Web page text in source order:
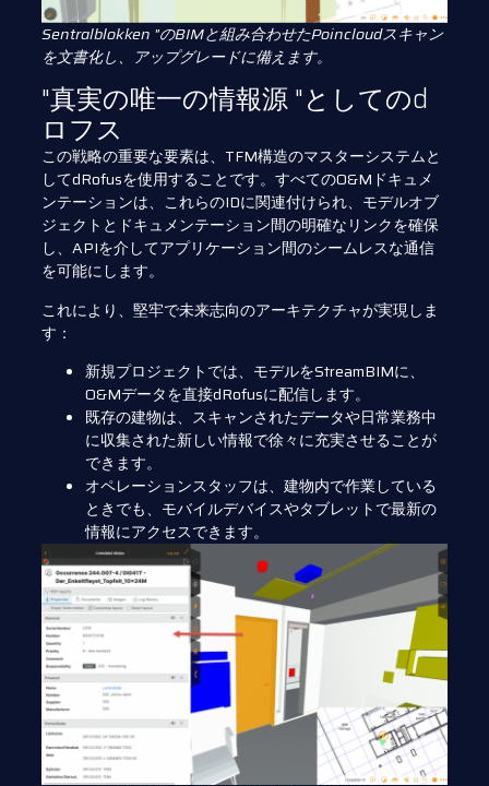
Sentralblokken "のBIMと組み合わせたPoincloudスキャン
を文書化し、アップグレードに備えます。
"真実の唯一の情報源 "としてのd
ロフス
この戦略の重要な要素は、TFM構造のマスターシステムと
してdRofusを使用することです。すべてのO&Mドキュメ
ンテーションは、これらのIDに関連付けられ、モデルオブ
ジェクトとドキュメンテーション間の明確なリンクを確保
し、APIを介してアプリケーション間のシームレスな通信
を可能にします。
これにより、堅牢で未来志向のアーキテクチャが実現しま
す：
新規プロジェクトでは、モデルをStreamBIMに、
O&Mデータを直接dRofusに配信します。
既存の建物は、スキャンされたデータや日常業務中
に収集された新しい情報で徐々に充実させることが
できます。
オペレーションスタッフは、建物内で作業している
ときでも、モバイルデバイスやタブレットで最新の
情報にアクセスできます。